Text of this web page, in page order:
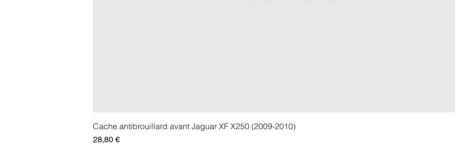
Cache antibrouillard avant Jaguar XF X250 (2009-2010)
Prix
28,80 €